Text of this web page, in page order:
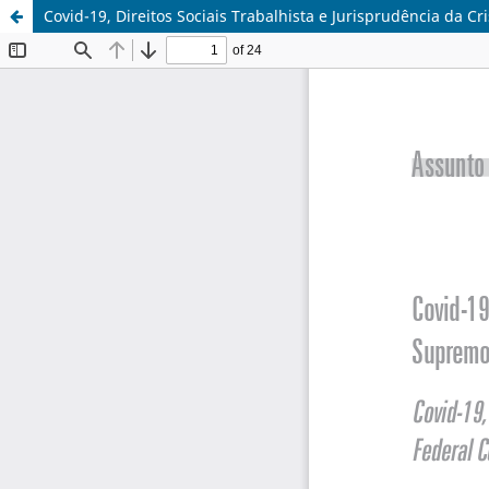
Covid-19, Direitos Sociais Trabalhista e Jurisprudência da